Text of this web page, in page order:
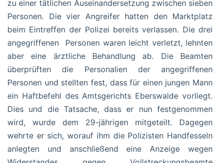
zu einer tätlichen Auseinandersetzung zwischen sieben
Personen. Die vier Angreifer hatten den Marktplatz
beim Eintreffen der Polizei bereits verlassen. Die drei
angegriffenen Personen waren leicht verletzt, lehnten
aber eine ärztliche Behandlung ab. Die Beamten
überprüften die Personalien der angegriffenen
Personen und stellten fest, dass für einen jungen Mann
ein Haftbefehl des Amtsgerichts Eberswalde vorliegt.
Dies und die Tatsache, dass er nun festgenommen
wird, wurde dem 29-jährigen mitgeteilt. Dagegen
wehrte er sich, worauf ihm die Polizisten Handfesseln
anlegten und anschließend eine Anzeige wegen